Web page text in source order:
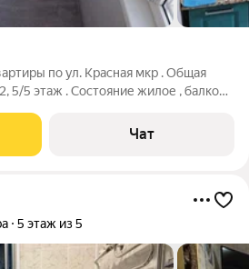
по ул. Красная мкр . Общая
5/5 этаж . Состояние жилое , балкон
Чат
5 этаж из 5